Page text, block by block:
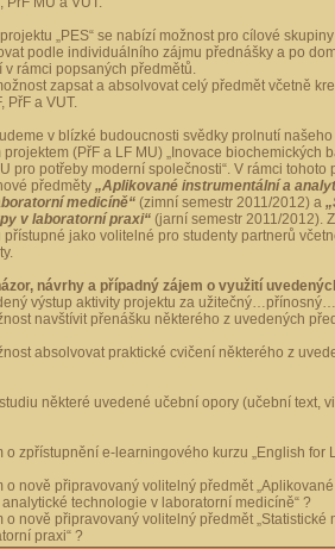
„PES“ se nabízí možnost pro cílové
podle individuálního zájmu přednášky a po
v rámci popsaných předmětů.
zapsat a absolvovat celý předmět včetně
PřF a VUT.
v blízké budoucnosti svědky prolnutí
(PřF a LF MU) „Inovace biochemických
pro potřeby moderní společnosti“. V rámci tohoto
předměty „Aplikované instrumentální a
medicíně“ (zimní semestr 2011/2012) a
v laboratorní praxi“ (jarní semestr 2011/2012).
přístupné jako volitelné pro studenty partnerů
návrhy a případný zájem o využití
výstup aktivity projektu za
navštívit přenášku některého z uvedených
absolvovat praktické cvičení některého z
některé uvedené učební opory (učební text,
o zpřístupnění e-learningového kurzu „English for
o nově připravovaný volitelný předmět „Aplikované
technologie v laboratorní medicíně“ ?
o nově připravovaný volitelný předmět „Statistické
praxi“ ?